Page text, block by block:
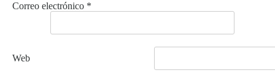
Correo electrónico *
Web